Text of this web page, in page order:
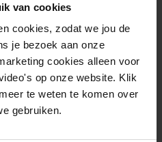
van cookies
cookies, zodat we jou de
je bezoek aan onze
cookies alleen voor
op onze website. Klik
te weten te komen over
gebruiken.
vrachtwagen.
tank
Cryovat